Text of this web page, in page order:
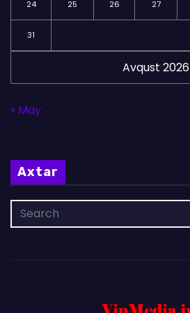
Avqust 2026
24 25 26 27
31
« May
Axtar